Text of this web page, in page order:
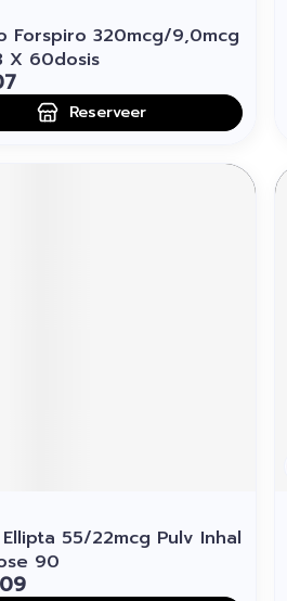
Forspiro 320mcg/9,0mcg
X 60dosis
Reserveer
voorschrift
55/22mcg Pulv Inhal
90